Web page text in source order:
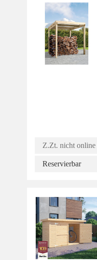
Z.Zt. nicht online
Reservierbar